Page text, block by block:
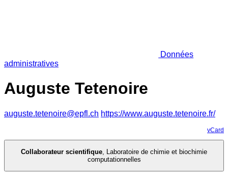
Données
administratives
Auguste Tetenoire
auguste.tetenoire@epfl.ch https://www.auguste.tetenoire.fr/
vCard
Collaborateur scientifique, Laboratoire de chimie et biochimie
computationnelles